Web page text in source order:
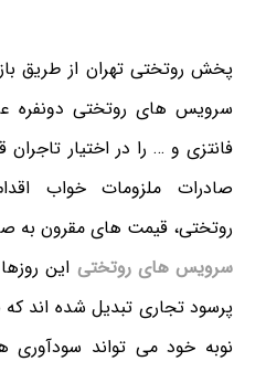
پخش روتختی تهران از طریق
سرویس های روتختی دونفره
فانتزی و … را در اختیار تاجران
صادرات ملزومات خواب
روتختی، قیمت های مقرون به
سرویس های روتختی این
پرسود تجاری تبدیل شده اند
نوبه خود می تواند سودآوری